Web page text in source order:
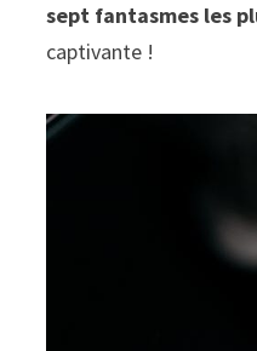
sept fantasmes les
captivante !